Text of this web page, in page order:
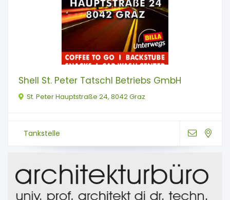
Shell St. Peter Tatschl Betriebs GmbH
St. Peter Hauptstraße 24, 8042 Graz
Tankstelle